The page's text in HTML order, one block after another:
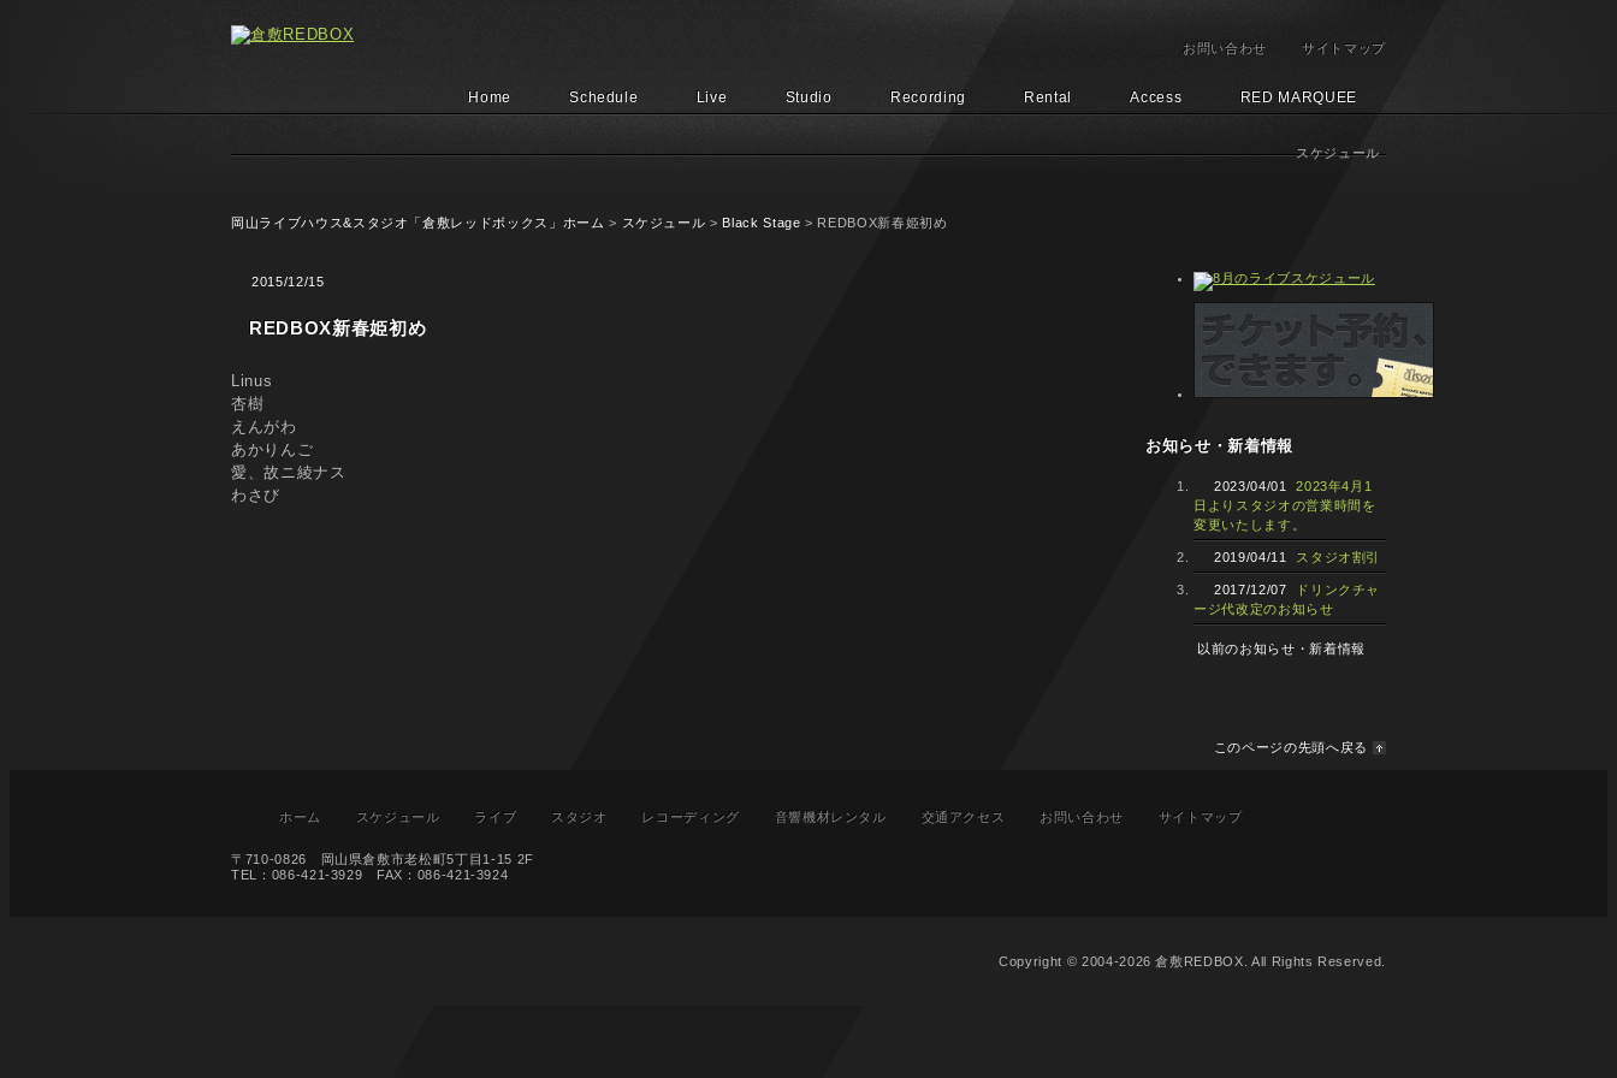
スケジュール
Home Schedule Live Studio Recording Rental Access RED MARQUEE
お問い合わせ サイトマップ
岡山ライブハウス&スタジオ「倉敷レッドボックス」ホーム > スケジュール > Black Stage > REDBOX新春姫初め
2015/12/15
REDBOX新春姫初め
Linus
杏樹
えんがわ
あかりんご
愛、故ニ綾ナス
わさび
お知らせ・新着情報
2023/04/01
2023年4月1
日よりスタジオの営業時間を
変更いたします。
2019/04/11 スタジオ割引
2017/12/07
ドリンクチャ
ージ代改定のお知らせ
以前のお知らせ・新着情報
このページの先頭へ戻る
ホーム スケジュール ライブ スタジオ レコーディング 音響機材レンタル 交通アクセス お問い合わせ サイトマップ
〒710-0826 岡山県倉敷市老松町5丁目1-15 2F
TEL：086-421-3929 FAX：086-421-3924
Copyright © 2004-2026 倉敷REDBOX. All Rights Reserved.